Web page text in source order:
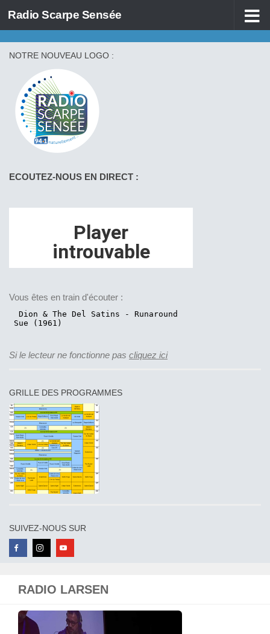
Skip to content
Radio Scarpe Sensée
RADIO LARSEN
NOTRE NOUVEAU LOGO :
ECOUTEZ-NOUS EN DIRECT :
Vous êtes en train d'écouter :
Si le lecteur ne fonctionne pas cliquez ici
GRILLE DES PROGRAMMES
SUIVEZ-NOUS SUR